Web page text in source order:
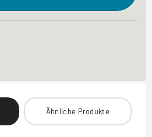
Ähnliche Produkte